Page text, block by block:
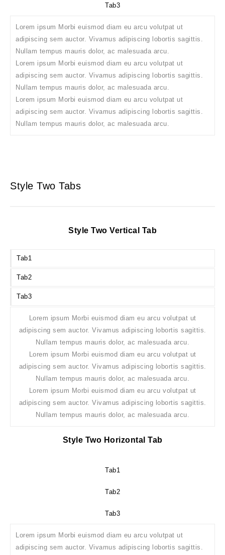
Tab3
Lorem ipsum Morbi euismod diam eu arcu volutpat ut
adipiscing sem auctor. Vivamus adipiscing lobortis sagittis.
Nullam tempus mauris dolor, ac malesuada arcu.
Lorem ipsum Morbi euismod diam eu arcu volutpat ut
adipiscing sem auctor. Vivamus adipiscing lobortis sagittis.
Nullam tempus mauris dolor, ac malesuada arcu.
Lorem ipsum Morbi euismod diam eu arcu volutpat ut
adipiscing sem auctor. Vivamus adipiscing lobortis sagittis.
Nullam tempus mauris dolor, ac malesuada arcu.
Style Two Tabs
Style Two Vertical Tab
Tab1
Tab2
Tab3
Lorem ipsum Morbi euismod diam eu arcu volutpat ut
adipiscing sem auctor. Vivamus adipiscing lobortis sagittis.
Nullam tempus mauris dolor, ac malesuada arcu.
Lorem ipsum Morbi euismod diam eu arcu volutpat ut
adipiscing sem auctor. Vivamus adipiscing lobortis sagittis.
Nullam tempus mauris dolor, ac malesuada arcu.
Lorem ipsum Morbi euismod diam eu arcu volutpat ut
adipiscing sem auctor. Vivamus adipiscing lobortis sagittis.
Nullam tempus mauris dolor, ac malesuada arcu.
Style Two Horizontal Tab
Tab1
Tab2
Tab3
Lorem ipsum Morbi euismod diam eu arcu volutpat ut
adipiscing sem auctor. Vivamus adipiscing lobortis sagittis.